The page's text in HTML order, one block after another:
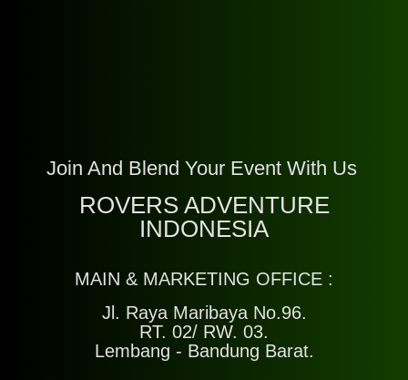
Join And Blend Your Event With Us
ROVERS ADVENTURE
INDONESIA
MAIN & MARKETING OFFICE :
Jl. Raya Maribaya No.96.
RT. 02/ RW. 03.
Lembang - Bandung Barat.